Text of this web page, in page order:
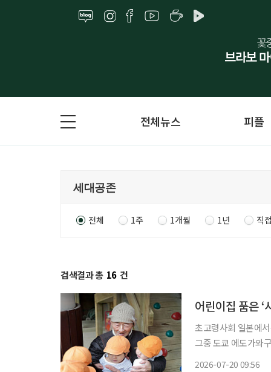
전체뉴스 피플
전체 1주 1개월 1년 직
검색결과 총 16 건
어린이집 품은 ‘
초고령사회 일본에
그중 도쿄 에도가와
2026-07-20 09:56